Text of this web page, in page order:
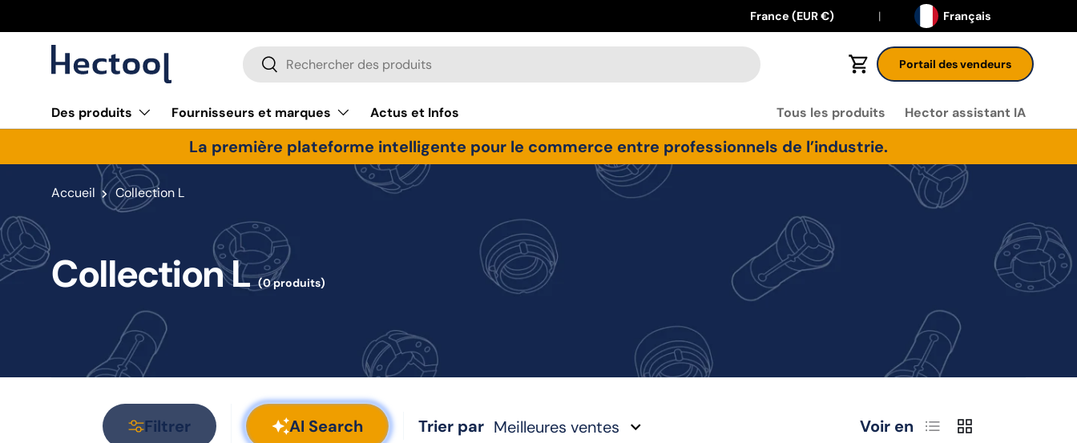
Aller au contenu
Pays
France (EUR €) Langue Français
Recherche
Rechercher Panier Portail des vendeurs
Des produits Fournisseurs et marques Actus et Infos Tous les produits Hector assistant IA
La première plateforme intelligente pour le commerce entre professionnels de l’industrie.
Accueil Collection L
Collection L (0 produits)
Filtrer AI Search Trier par Meilleures ventes Voir en ListeGrille